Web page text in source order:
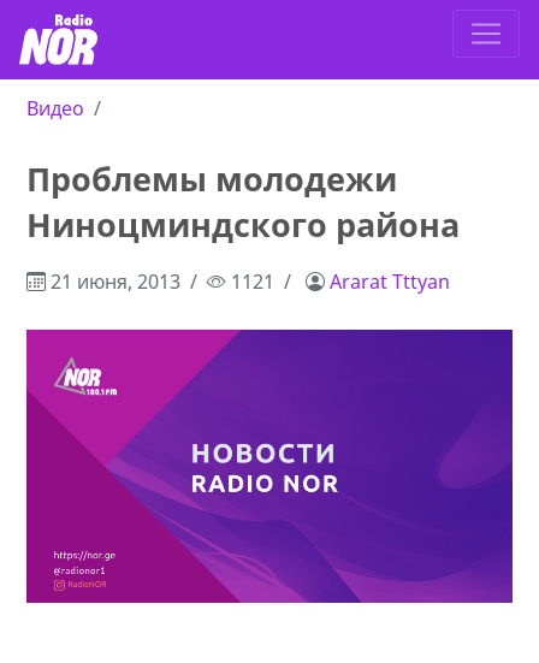
Видео
Проблемы молодежи
Ниноцминдского района
21 июня, 2013 1121 Ararat Tttyan